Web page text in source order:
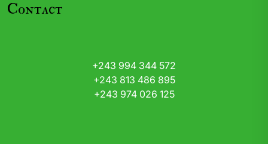
Contact
+243 994 344 572
+243 813 486 895
+243 974 026 125